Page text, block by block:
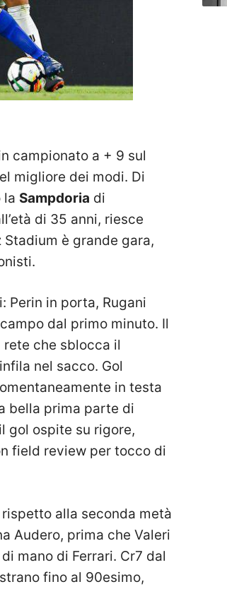
campionato a + 9 sul
migliore dei modi. Di
la Sampdoria di
di 35 anni, riesce
Stadium è grande gara,
Perin in porta, Rugani
dal primo minuto. Il
che sblocca il
nel sacco. Gol
in testa
bella prima parte di
gol ospite su rigore,
field review per tocco di
alla seconda metà
Audero, prima che Valeri
mano di Ferrari. Cr7 dal
fino al 90esimo,